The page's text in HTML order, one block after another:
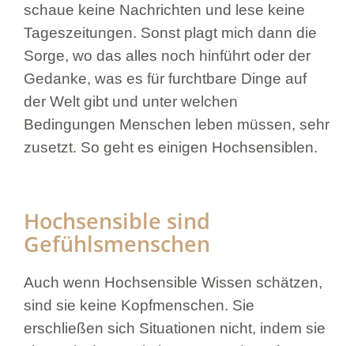
schaue keine Nachrichten und lese keine
Tageszeitungen. Sonst plagt mich dann die
Sorge, wo das alles noch hinführt oder der
Gedanke, was es für furchtbare Dinge auf
der Welt gibt und unter welchen
Bedingungen Menschen leben müssen, sehr
zusetzt. So geht es einigen Hochsensiblen.
Hochsensible sind
Gefühlsmenschen
Auch wenn Hochsensible Wissen schätzen,
sind sie keine Kopfmenschen. Sie
erschließen sich Situationen nicht, indem sie